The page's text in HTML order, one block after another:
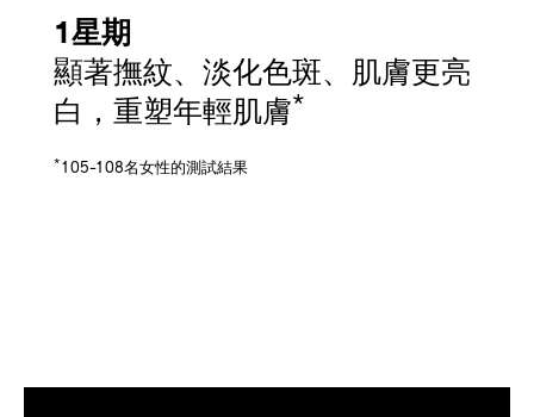
1星期
顯著撫紋、淡化色斑、肌膚更亮
白，重塑年輕肌膚*
* 105-108名女性的測試結果